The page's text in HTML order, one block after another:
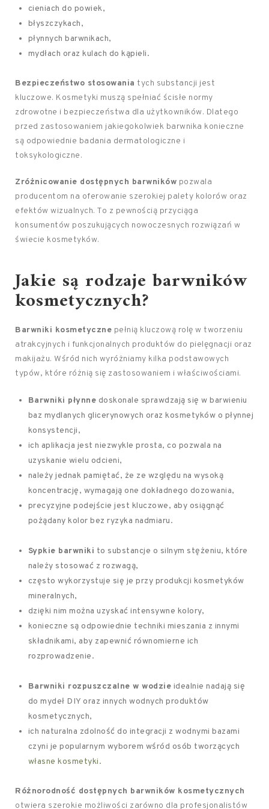
cieniach do powiek,
błyszczykach,
płynnych barwnikach,
mydłach oraz kulach do kąpieli.
Bezpieczeństwo stosowania tych substancji jest
kluczowe. Kosmetyki muszą spełniać ścisłe normy
zdrowotne i bezpieczeństwa dla użytkowników. Dlatego
przed zastosowaniem jakiegokolwiek barwnika konieczne
są odpowiednie badania dermatologiczne i
toksykologiczne.
Zróżnicowanie dostępnych barwników pozwala
producentom na oferowanie szerokiej palety kolorów oraz
efektów wizualnych. To z pewnością przyciąga
konsumentów poszukujących nowoczesnych rozwiązań w
świecie kosmetyków.
Jakie są rodzaje barwników
kosmetycznych?
Barwniki kosmetyczne pełnią kluczową rolę w tworzeniu
atrakcyjnych i funkcjonalnych produktów do pielęgnacji oraz
makijażu. Wśród nich wyróżniamy kilka podstawowych
typów, które różnią się zastosowaniem i właściwościami.
Barwniki płynne doskonale sprawdzają się w barwieniu
baz mydlanych glicerynowych oraz kosmetyków o płynnej
konsystencji,
ich aplikacja jest niezwykle prosta, co pozwala na
uzyskanie wielu odcieni,
należy jednak pamiętać, że ze względu na wysoką
koncentrację, wymagają one dokładnego dozowania,
precyzyjne podejście jest kluczowe, aby osiągnąć
pożądany kolor bez ryzyka nadmiaru.
Sypkie barwniki to substancje o silnym stężeniu, które
należy stosować z rozwagą,
często wykorzystuje się je przy produkcji kosmetyków
mineralnych,
dzięki nim można uzyskać intensywne kolory,
konieczne są odpowiednie techniki mieszania z innymi
składnikami, aby zapewnić równomierne ich
rozprowadzenie.
Barwniki rozpuszczalne w wodzie idealnie nadają się
do mydeł DIY oraz innych wodnych produktów
kosmetycznych,
ich naturalna zdolność do integracji z wodnymi bazami
czyni je popularnym wyborem wśród osób tworzących
własne kosmetyki.
Różnorodność dostępnych barwników kosmetycznych
otwiera szerokie możliwości zarówno dla profesjonalistów